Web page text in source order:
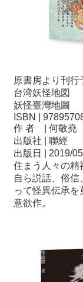
原書房より刊行
台湾妖怪地図
妖怪臺灣地圖
ISBN |
作 者 | 何敬堯
出版社 | 聯經
出版日 | 2019/
住まう人々の精
自ら説話、俗
って怪異伝承
意欲作。